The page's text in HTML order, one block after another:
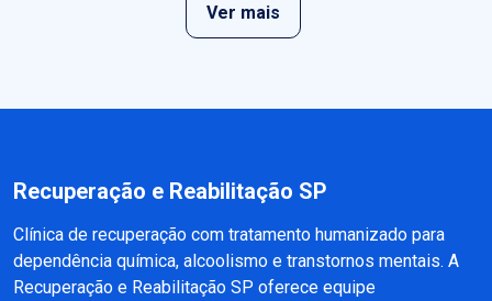
Ver mais
Recuperação e Reabilitação SP
Clínica de recuperação com tratamento humanizado para
dependência química, alcoolismo e transtornos mentais. A
Recuperação e Reabilitação SP oferece equipe